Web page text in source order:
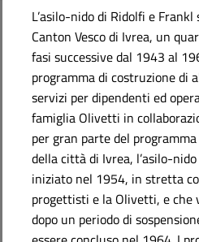
L’asilo-nido di Ridolfi e
Canton Vesco di Ivrea, un
fasi successive dal 1943 al
programma di costruzione di
servizi per dipendenti ed
famiglia Olivetti in
per gran parte del
della città di Ivrea, l’asilo-
iniziato nel 1954, in stretta
progettisti e la Olivetti, e che
dopo un periodo di